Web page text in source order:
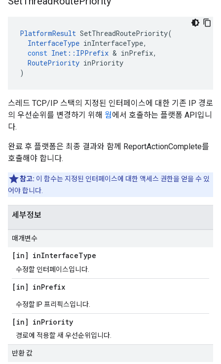
PlatformResult SetThreadRoutePriority(
InterfaceType inInterfaceType,
const Inet :: IPPrefix & inPrefix,
RoutePriority inPriority
)
스레드 TCP/IP 스택의 지정된 인터페이스에 대한 기존 IP 경로
의 우선순위를 변경하기 위해 웜에서 호출하는 플랫폼 API입니
다.
완료 후 플랫폼은 최종 결과와 함께 ReportActionComplete를
호출해야 합니다.
참고: 이 함수는 지정된 인터페이스에 대한 액세스 권한을 얻을 수 있
어야 합니다.
세부정보
매개변수
[in] inInterfaceType
수정할 인터페이스입니다.
[in] inPrefix
수정할 IP 프리픽스입니다.
[in] inPriority
경로에 적용할 새 우선순위입니다.
반환 값